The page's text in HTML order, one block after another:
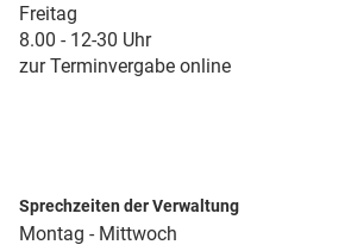
Freitag
8.00 - 12-30 Uhr
zur Terminvergabe online
Sprechzeiten der Verwaltung
Montag - Mittwoch